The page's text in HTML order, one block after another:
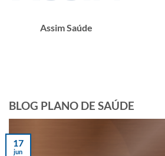
Assim Saúde
BLOG PLANO DE SAÚDE
17
jun